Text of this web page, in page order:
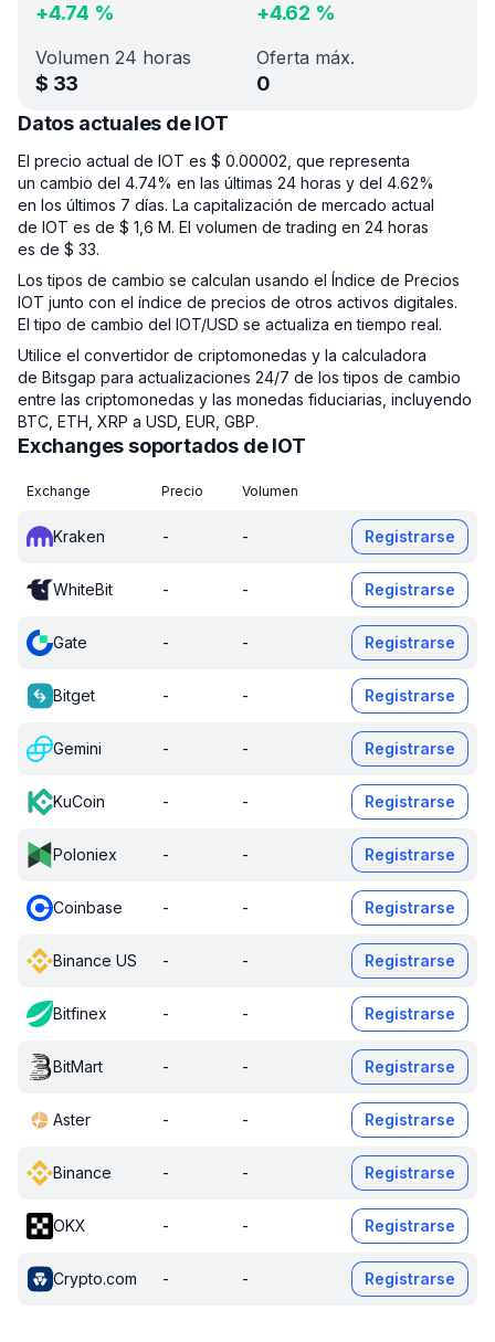
+4.74 % +4.62 %
Volumen 24 horas
$ 33
Oferta máx.
0
Datos actuales de IOT
El precio actual de IOT es $ 0.00002, que representa
un cambio del 4.74% en las últimas 24 horas y del 4.62%
en los últimos 7 días. La capitalización de mercado actual
de IOT es de $ 1,6 M. El volumen de trading en 24 horas
es de $ 33.
Los tipos de cambio se calculan usando el Índice de Precios
IOT junto con el índice de precios de otros activos digitales.
El tipo de cambio del IOT/USD se actualiza en tiempo real.
Utilice el convertidor de criptomonedas y la calculadora
de Bitsgap para actualizaciones 24/7 de los tipos de cambio
entre las criptomonedas y las monedas fiduciarias, incluyendo
BTC, ETH, XRP a USD, EUR, GBP.
Exchanges soportados de IOT
Exchange Precio Volumen
Kraken - - Registrarse
WhiteBit - - Registrarse
Gate - - Registrarse
Bitget - - Registrarse
Gemini - - Registrarse
KuCoin - - Registrarse
Poloniex - - Registrarse
Coinbase - - Registrarse
Binance US - - Registrarse
Bitfinex - - Registrarse
BitMart - - Registrarse
Aster - - Registrarse
Binance - - Registrarse
OKX - - Registrarse
Crypto.com - - Registrarse